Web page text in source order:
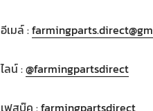
อีเมล์ :
ไลน์ :@farmingpartsdirect
เฟสบุ๊ค :farmingpartsdirect